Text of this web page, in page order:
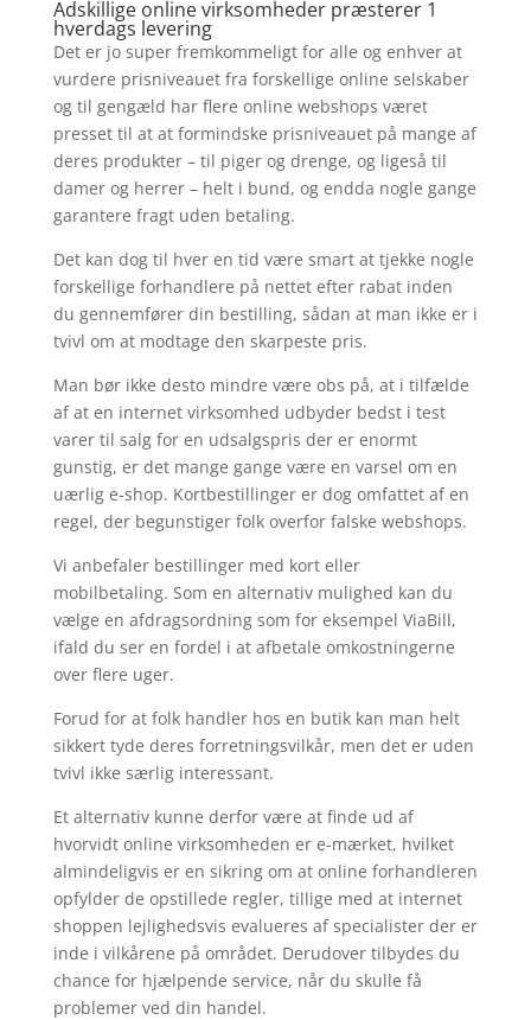
Adskillige online virksomheder præsterer 1
hverdags levering
Det er jo super fremkommeligt for alle og enhver at
vurdere prisniveauet fra forskellige online selskaber
og til gengæld har flere online webshops været
presset til at at formindske prisniveauet på mange af
deres produkter – til piger og drenge, og ligeså til
damer og herrer – helt i bund, og endda nogle gange
garantere fragt uden betaling.
Det kan dog til hver en tid være smart at tjekke nogle
forskellige forhandlere på nettet efter rabat inden
du gennemfører din bestilling, sådan at man ikke er i
tvivl om at modtage den skarpeste pris.
Man bør ikke desto mindre være obs på, at i tilfælde
af at en internet virksomhed udbyder bedst i test
varer til salg for en udsalgspris der er enormt
gunstig, er det mange gange være en varsel om en
uærlig e-shop. Kortbestillinger er dog omfattet af en
regel, der begunstiger folk overfor falske webshops.
Vi anbefaler bestillinger med kort eller
mobilbetaling. Som en alternativ mulighed kan du
vælge en afdragsordning som for eksempel ViaBill,
ifald du ser en fordel i at afbetale omkostningerne
over flere uger.
Forud for at folk handler hos en butik kan man helt
sikkert tyde deres forretningsvilkår, men det er uden
tvivl ikke særlig interessant.
Et alternativ kunne derfor være at finde ud af
hvorvidt online virksomheden er e-mærket, hvilket
almindeligvis er en sikring om at online forhandleren
opfylder de opstillede regler, tillige med at internet
shoppen lejlighedsvis evalueres af specialister der er
inde i vilkårene på området. Derudover tilbydes du
chance for hjælpende service, når du skulle få
problemer ved din handel.